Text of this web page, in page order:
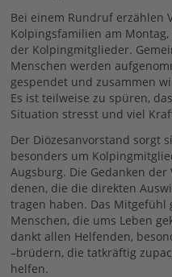
Bei einem Rundruf erzählen
Kolpingsfamilien am
der Kolpingmitglieder.
Menschen werden
gespendet und zusammen
Es ist teilweise zu spüren,
Situation stresst und viel
Der Diözesanvorstand sorgt
besonders um
Augsburg. Die Gedanken
denen, die die direkten
tragen haben. Das
Menschen, die ums Leben
dankt allen Helfenden,
–brüdern, die tatkräftig
helfen.